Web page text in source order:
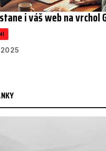
i váš web na vrchol